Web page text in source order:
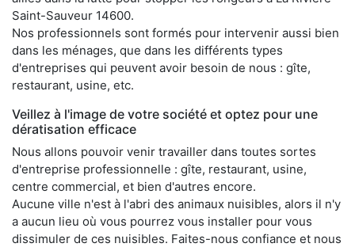
Saint-Sauveur 14600.
Nos professionnels sont formés pour intervenir aussi bien
dans les ménages, que dans les différents types
d'entreprises qui peuvent avoir besoin de nous : gîte,
restaurant, usine, etc.
Veillez à l'image de votre société et optez pour une
dératisation efficace
Nous allons pouvoir venir travailler dans toutes sortes
d'entreprise professionnelle : gîte, restaurant, usine,
centre commercial, et bien d'autres encore.
Aucune ville n'est à l'abri des animaux nuisibles, alors il n'y
a aucun lieu où vous pourrez vous installer pour vous
dissimuler de ces nuisibles. Faites-nous confiance et nous